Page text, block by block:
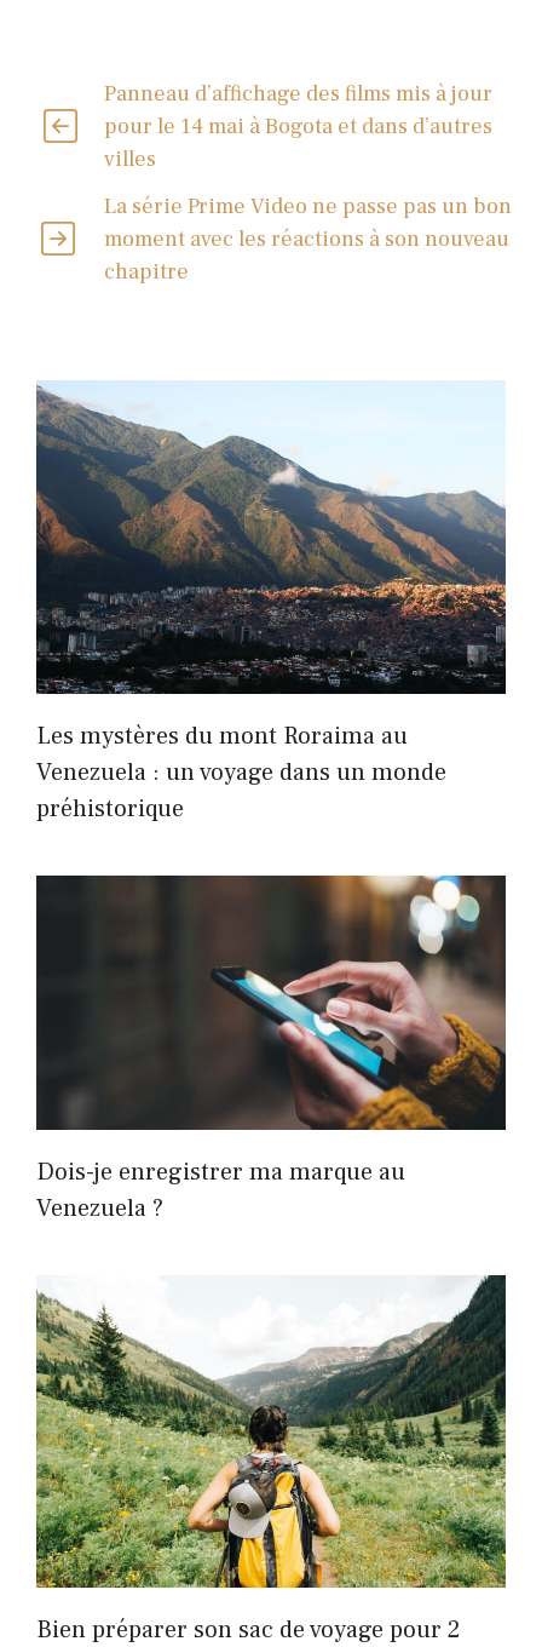
Panneau d’affichage des films mis à jour
pour le 14 mai à Bogota et dans d’autres
villes
La série Prime Video ne passe pas un bon
moment avec les réactions à son nouveau
chapitre
Les mystères du mont Roraima au
Venezuela : un voyage dans un monde
préhistorique
Dois-je enregistrer ma marque au
Venezuela ?
Bien préparer son sac de voyage pour 2